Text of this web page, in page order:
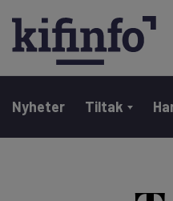
Main
Nyheter Tiltak